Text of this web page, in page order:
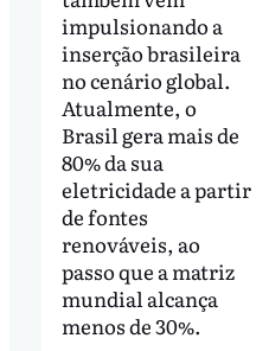
impulsionando a
inserção brasileira
no cenário global.
Atualmente, o
Brasil gera mais de
80% da sua
eletricidade a partir
de fontes
renováveis, ao
passo que a matriz
mundial alcança
menos de 30%.